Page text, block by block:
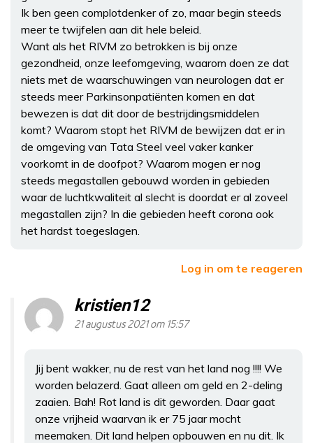
Ik ben geen complotdenker of zo, maar begin steeds
meer te twijfelen aan dit hele beleid.
Want als het RIVM zo betrokken is bij onze
gezondheid, onze leefomgeving, waarom doen ze dat
niets met de waarschuwingen van neurologen dat er
steeds meer Parkinsonpatiënten komen en dat
bewezen is dat dit door de bestrijdingsmiddelen
komt? Waarom stopt het RIVM de bewijzen dat er in
de omgeving van Tata Steel veel vaker kanker
voorkomt in de doofpot? Waarom mogen er nog
steeds megastallen gebouwd worden in gebieden
waar de luchtkwaliteit al slecht is doordat er al zoveel
megastallen zijn? In die gebieden heeft corona ook
het hardst toegeslagen.
Log in om te reageren
kristien12
21 augustus 2021 om 15:57
Jij bent wakker, nu de rest van het land nog !!!! We
worden belazerd. Gaat alleen om geld en 2-deling
zaaien. Bah! Rot land is dit geworden. Daar gaat
onze vrijheid waarvan ik er 75 jaar mocht
meemaken. Dit land helpen opbouwen en nu dit. Ik